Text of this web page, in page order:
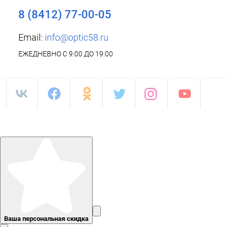
8 (8412) 77-00-05
Email: info@optic58.ru
ЕЖЕДНЕВНО С 9:00 ДО 19:00
Ваша персональная скидка